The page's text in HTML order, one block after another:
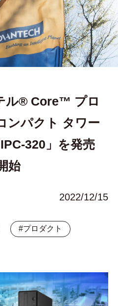
ル® Core™ プロ
パクト タワー
320」を発売
始
2022/12/15
#プロダクト